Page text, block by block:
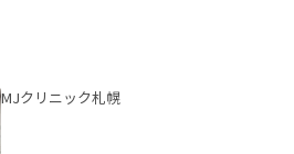
MJクリニック札幌